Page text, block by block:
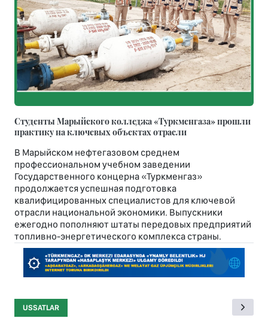
Студенты Марыйского колледжа «Туркменгаза» прошли
практику на ключевых объектах отрасли
В Марыйском нефтегазовом среднем
профессиональном учебном заведении
Государственного концерна «Туркменгаз»
продолжается успешная подготовка
квалифицированных специалистов для ключевой
отрасли национальной экономики. Выпускники
ежегодно пополняют штаты передовых предприятий
топливно-энергетического комплекса страны.
USSATLAR